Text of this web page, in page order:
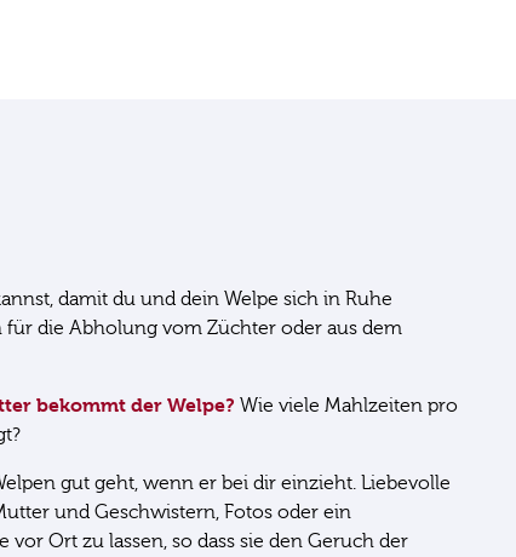
damit du und dein Welpe sich in Ruhe
für die Abholung vom Züchter oder aus dem
bekommt der Welpe? Wie viele Mahlzeiten pro
gut geht, wenn er bei dir einzieht. Liebevolle
und Geschwistern, Fotos oder ein
Ort zu lassen, so dass sie den Geruch der